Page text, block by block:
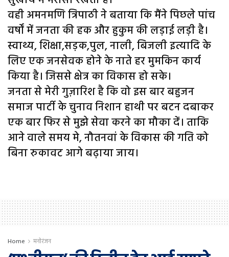
वही अमनमणि त्रिपाठी ने बताया कि मैंने पिछले पांच
वर्षों में जनता की हक और हुकुम की लड़ाई लड़ी है।
स्वाथ्य, शिक्षा,सड़क,पुल, नाली, बिजली इत्यादि के
लिए एक जनसेवक होने के नाते हर मुमकिन कार्य
किया है। जिससे क्षेत्र का विकास हो सके।
जनता से मेरी गुज़ारिश है कि वो इस बार बहुजन
समाज पार्टी के चुनाव निशान हाथी पर बटन दबाकर
एक बार फिर से मुझे सेवा करने का मौका दें। ताकि
आने वाले समय मे, नौतनवां के विकास की गति को
बिना रुकावट आगे बढ़ाया जाय।
Home मनोरंजन